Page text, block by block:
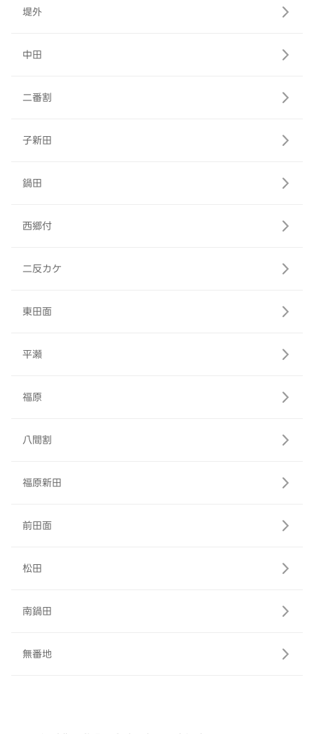
堤外
中田
二番割
子新田
鍋田
西郷付
二反カケ
東田面
平瀬
福原
八間割
福原新田
前田面
松田
南鍋田
無番地